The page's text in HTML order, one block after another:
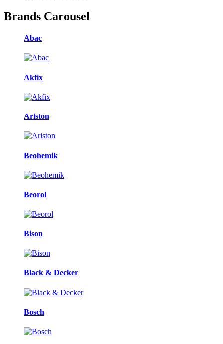
Brands Carousel
Abac
Akfix
Ariston
Beohemik
Beorol
Bison
Black & Decker
Bosch